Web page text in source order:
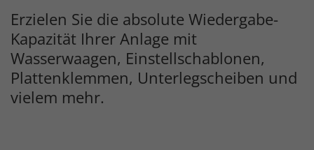
Erzielen Sie die absolute Wiedergabe-
Kapazität Ihrer Anlage mit
Wasserwaagen, Einstellschablonen,
Plattenklemmen, Unterlegscheiben und
vielem mehr.